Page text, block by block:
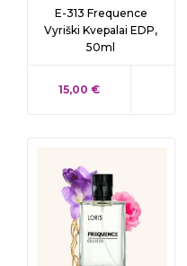
E-313 Frequence
Vyriški Kvepalai EDP,
50ml
KAINA
15,00 €